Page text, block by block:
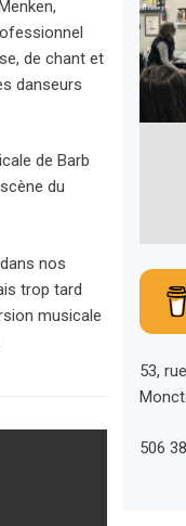
de chant et
danseurs
de Barb
du
nos
trop tard
musicale
53,
506